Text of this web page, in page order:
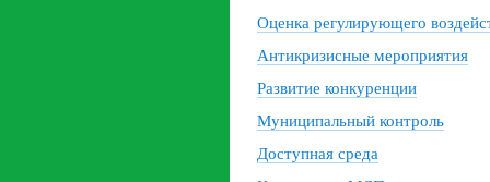
Оценка регулирующего
Антикризисные мероприятия
Развитие конкуренции
Муниципальный контроль
Доступная среда